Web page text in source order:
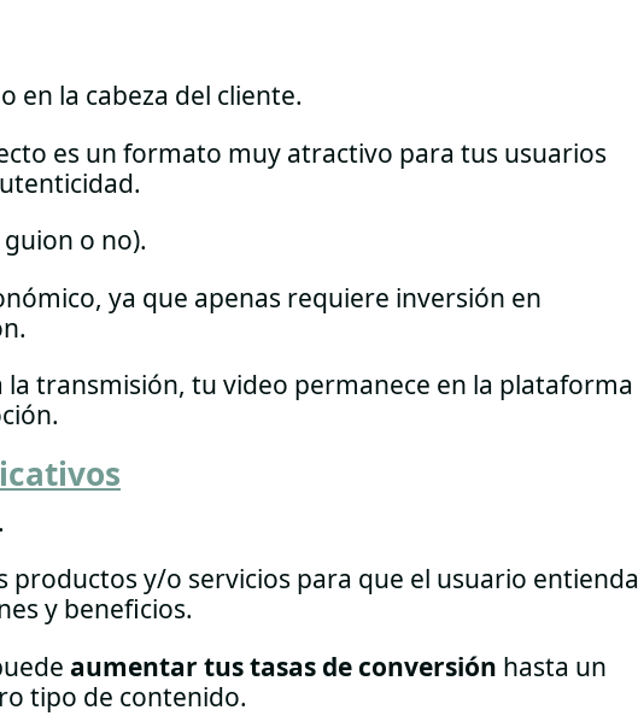
en la cabeza del cliente.
es un formato muy atractivo para tus usuarios
o no).
ya que apenas requiere inversión en
la transmisión, tu video permanece en la plataforma
productos y/o servicios para que el usuario entienda
y beneficios.
aumentar tus tasas de conversión hasta un
tipo de contenido.